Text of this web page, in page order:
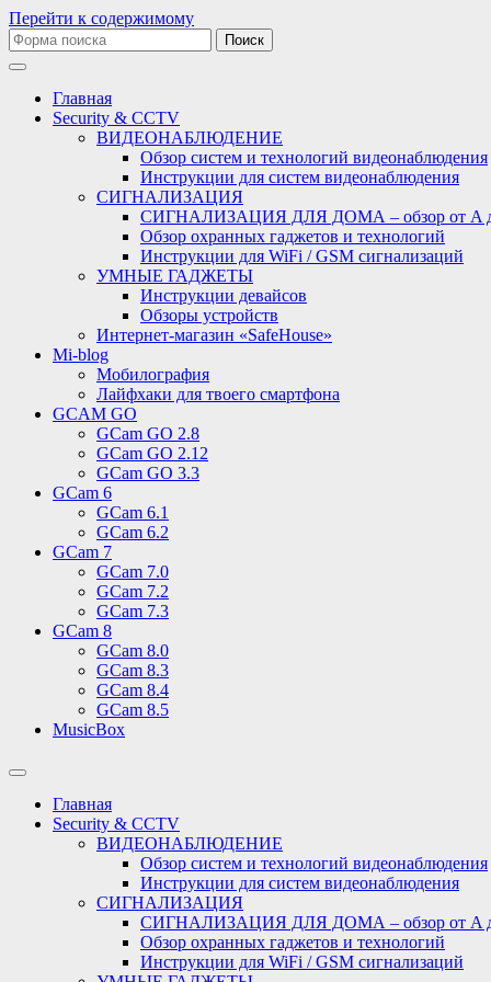
Перейти к содержимому
Поиск:
Главная
Security & CCTV
ВИДЕОНАБЛЮДЕНИЕ
Обзор систем и технологий видеонаблюдения
Инструкции для систем видеонаблюдения
СИГНАЛИЗАЦИЯ
СИГНАЛИЗАЦИЯ ДЛЯ ДОМА – обзор от A
Обзор охранных гаджетов и технологий
Инструкции для WiFi / GSM сигнализаций
УМНЫЕ ГАДЖЕТЫ
Инструкции девайсов
Обзоры устройств
Интернет-магазин «SafeHouse»
Mi-blog
Мобилография
Лайфхаки для твоего смартфона
GCAM GO
GCam GO 2.8
GCam GO 2.12
GCam GO 3.3
GCam 6
GCam 6.1
GCam 6.2
GCam 7
GCam 7.0
GCam 7.2
GCam 7.3
GCam 8
GCam 8.0
GCam 8.3
GCam 8.4
GCam 8.5
MusicBox
Переключить
поискаГлавная
Security & CCTV
ВИДЕОНАБЛЮДЕНИЕ
Обзор систем и технологий видеонаблюдения
Инструкции для систем видеонаблюдения
СИГНАЛИЗАЦИЯ
СИГНАЛИЗАЦИЯ ДЛЯ ДОМА – обзор от A
Обзор охранных гаджетов и технологий
Инструкции для WiFi / GSM сигнализаций